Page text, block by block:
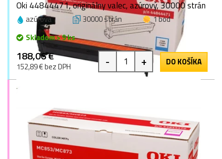
Oki 44844471, originálny valec, azúrový, 30000 strán
azúrová 30000 strán
1 bod
Skladom > 9 ks
188,06 €
152,89 € bez DPH - + DO KOŠÍKA